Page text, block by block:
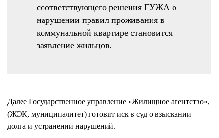
соответствующего решения ГУЖА о
нарушении правил проживания в
коммунальной квартире становится
заявление жильцов.
Далее Государственное управление «Жилищное агентство»,
(ЖЭК, муниципалитет) готовит иск в суд о взыскании
долга и устранении нарушений.